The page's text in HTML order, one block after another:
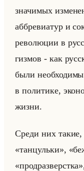
зна­чи­мых
аб­бре­ви­атур и
ре­во­лю­ции в
гиз­мов - как
были
в по­ли­ти­ке,
жизни.
Среди них такие,
«танцульки»,